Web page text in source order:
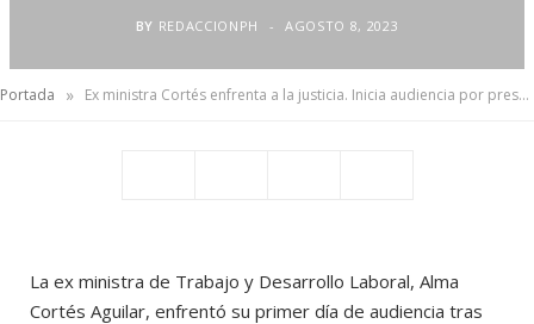
BY REDACCIONPH AGOSTO 8, 2023
Portada » Ex ministra Cortés enfrenta a la justicia. Inicia audiencia por presunto enriquecimiento injustificado
La ex ministra de Trabajo y Desarrollo Laboral, Alma
Cortés Aguilar, enfrentó su primer día de audiencia tras